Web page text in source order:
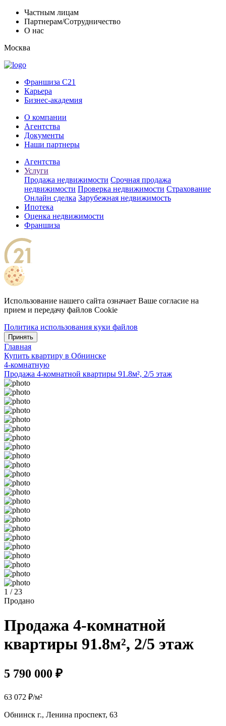
Частным лицам
Партнерам/Сотрудничество
О нас
Москва
Франшиза C21
Карьера
Бизнес-академия
О компании
Агентства
Документы
Наши партнеры
Агентства
Услуги
Продажа недвижимости Срочная продажа
недвижимости Проверка недвижимости Страхование
Онлайн сделка Зарубежная недвижимость
Ипотека
Оценка недвижимости
Франшиза
Использование нашего сайта означает Ваше согласие на
прием и передачу файлов Cookie
Политика использования куки файлов
Принять
Главная
Купить квартиру в Обнинске
4-комнатную
Продажа 4-комнатной квартиры 91.8м², 2/5 этаж
1 / 23
Продано
Продажа 4-комнатной
квартиры 91.8м², 2/5 этаж
5 790 000 ₽
63 072 ₽/м²
Обнинск г., Ленина проспект, 63